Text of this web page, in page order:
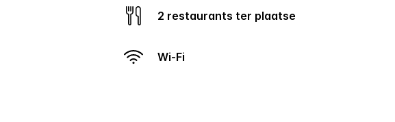
2 restaurants ter plaatse
Wi-Fi